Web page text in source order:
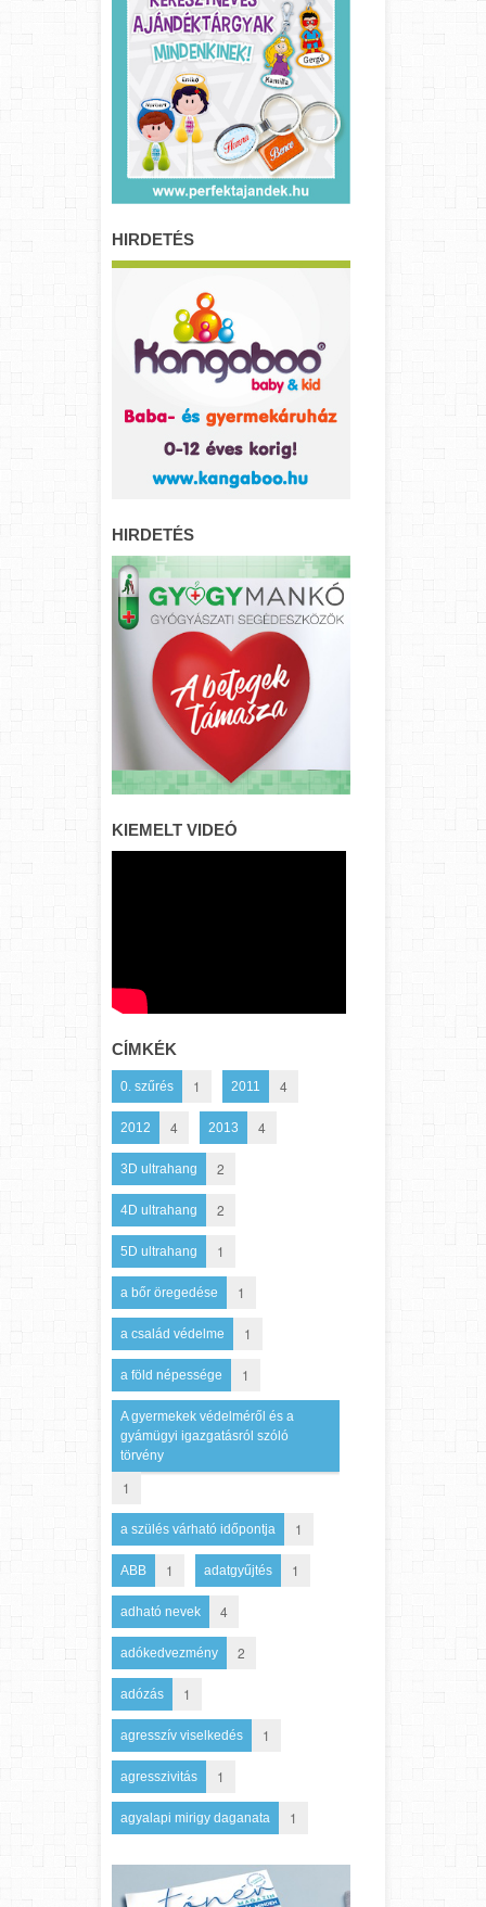
HIRDETÉS
HIRDETÉS
KIEMELT VIDEÓ
CÍMKÉK
0. szűrés 1 2011 4
2012 4 2013 4
3D ultrahang 2
4D ultrahang 2
5D ultrahang 1
a bőr öregedése 1
a család védelme 1
a föld népessége 1
A gyermekek védelméről és a
gyámügyi igazgatásról szóló
törvény
1
a szülés várható időpontja 1
ABB 1 adatgyűjtés 1
adható nevek 4
adókedvezmény 2
adózás 1
agresszív viselkedés 1
agresszivitás 1
agyalapi mirigy daganata 1